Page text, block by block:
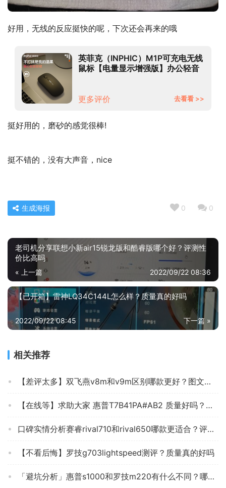
好用，无线的反应挺快的呢，下次还会再来的哦
英菲克（INPHIC）M1P可充电无线
鼠标【电量显示增强版】办公轻音
更多评价
去看看 >>
挺好用的，磨砂的感觉很棒!
挺不错的，没有大声音，nice
0 0
生成海报
老司机分享联想小新air15锐龙版和酷睿版哪个好？评测性
价比高吗
« 上一篇 2022/09/22 08:36
【已开箱】雷神LQ34C144L怎么样？质量真的好吗
下一篇 »
2022/09/22 08:45
相关推荐
【差评太多】双飞燕v8m和v9m区别哪款更好？图文爆料分析
【在线等】求助大家 惠普T7B41PA#AB2 质量好吗？鼠标 怎么样挑选适合自己的？
口碑实情分析赛睿rival710和rival650哪款更适合？评测质量好不好
【不看后悔】罗技g703lightspeed测评？质量真的好吗
「避坑分析」惠普s1000和罗技m220有什么不同？哪个更合适